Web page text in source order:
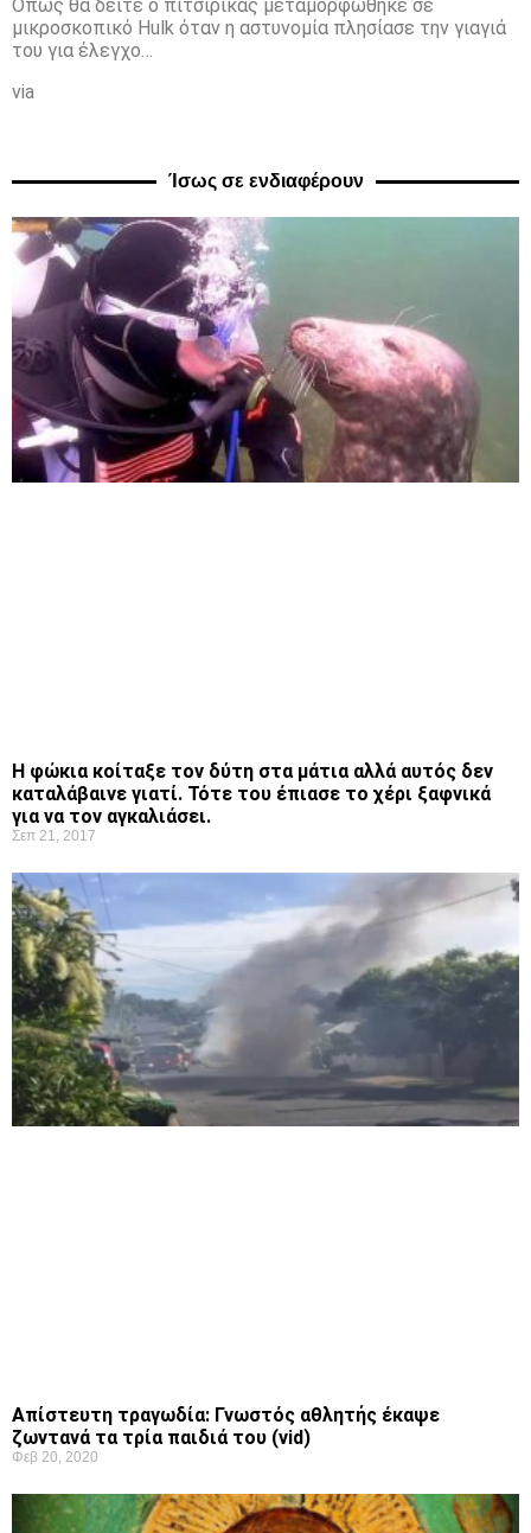
Όπως θα δείτε ο πιτσιρικάς μεταμορφώθηκε σε
μικροσκοπικό Hulk όταν η αστυνομία πλησίασε την γιαγιά
του για έλεγχο…
via
Ίσως σε ενδιαφέρουν
Η φώκια κοίταξε τον δύτη στα μάτια αλλά αυτός δεν
καταλάβαινε γιατί. Τότε του έπιασε το χέρι ξαφνικά
για να τον αγκαλιάσει.
Σεπ 21, 2017
Απίστευτη τραγωδία: Γνωστός αθλητής έκαψε
ζωντανά τα τρία παιδιά του (vid)
Φεβ 20, 2020